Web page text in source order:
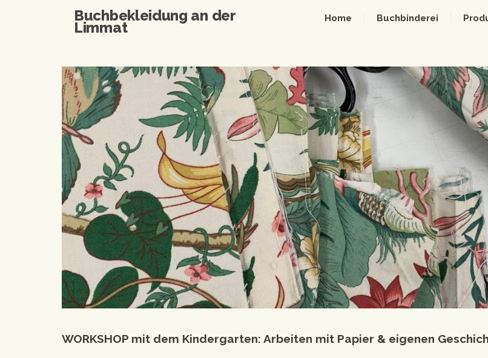
Buchbekleidung an der
Limmat
Home Buchbinderei
WORKSHOP mit dem Kindergarten: Arbeiten mit Papier & eigenen